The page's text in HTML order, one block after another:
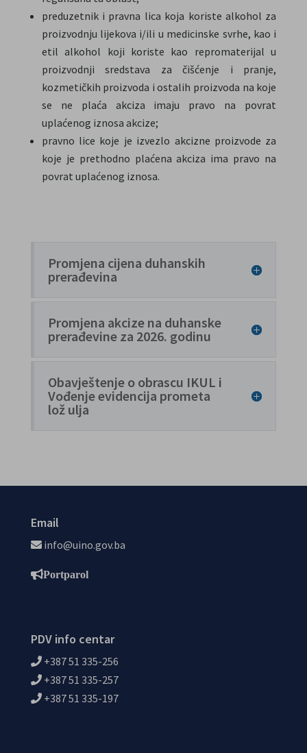
preduzetnik i pravna lica koja koriste alkohol za
proizvodnju lijekova i/ili u medicinske svrhe, kao i
etil alkohol koji koriste kao repromaterijal u
proizvodnji sredstava za čišćenje i pranje,
kozmetičkih proizvoda i ostalih proizvoda na koje
se ne plaća akciza imaju pravo na povrat
uplaćenog iznosa akcize;
pravno lice koje je izvezlo akcizne proizvode za
koje je prethodno plaćena akciza ima pravo na
povrat uplaćenog iznosa.
Promjena cijena duhanskih
prerađevina
Promjena akcize na duhanske
prerađevine za 2026. godinu
Obavještenje o obrascu IKUL i
Vođenje evidencija prometa
lož ulja
Email
info@uino.gov.ba
Portparol
PDV info centar
+387 51 335-256
+387 51 335-257
+387 51 335-197